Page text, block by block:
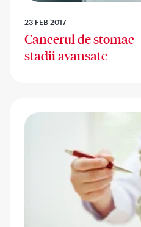
23 FEB 2017
Cancerul de stomac
stadii avansate